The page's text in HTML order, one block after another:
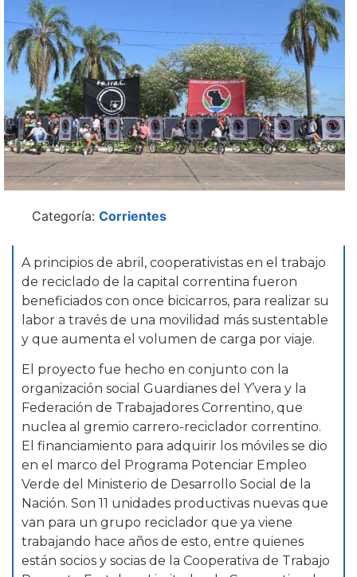
Categoría: Corrientes
A principios de abril, cooperativistas en el trabajo
de reciclado de la capital correntina fueron
beneficiados con once bicicarros, para realizar su
labor a través de una movilidad más sustentable
y que aumenta el volumen de carga por viaje.
El proyecto fue hecho en conjunto con la
organización social Guardianes del Y’vera y la
Federación de Trabajadores Correntino, que
nuclea al gremio carrero-reciclador correntino.
El financiamiento para adquirir los móviles se dio
en el marco del Programa Potenciar Empleo
Verde del Ministerio de Desarrollo Social de la
Nación. Son 11 unidades productivas nuevas que
van para un grupo reciclador que ya viene
trabajando hace años de esto, entre quienes
están socios y socias de la Cooperativa de Trabajo